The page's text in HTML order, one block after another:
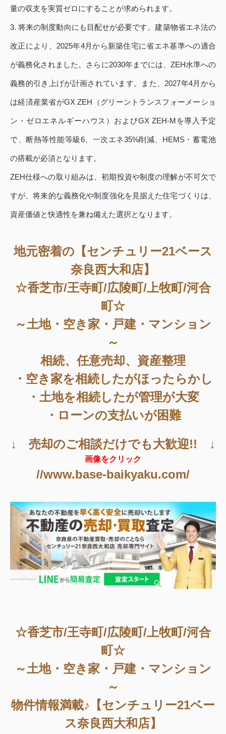
量の収支を実質ゼロにすることが求められます。
3. 将来の制度動向にも目配せが必要です。建築物省エネ法の
改正により、2025年4月から新築住宅に省エネ基準への適合
が義務化されました。さらに2030年までには、ZEH水準への
義務的引き上げが計画されています。また、2027年4月から
は経済産業省がGX ZEH（グリーントランスフォーメーショ
ン・ゼロエネルギーハウス）およびGX ZEH‑Mを導入予定
で、断熱等性能等級6、一次エネ35%削減、HEMS・蓄電池
の搭載が必須となります。
ZEH仕様への取り組みは、初期投資や制度の理解が不可欠で
すが、将来的な義務化や制度強化を見据えた住宅づくりは、
資産価値と快適性を兼ね備えた選択となります。
地元密着の【センチュリー21ベース
奈良西大和店】
☆香芝市/王寺町/広陵町/上牧町/河合
町☆
～土地・空き家・戸建・マンション
～
相続、任意売却、資産整理
・空き家を相続したがほったらかし
・土地を相続したが管理が大変
・ローンの支払いが困難
↓ 売却のご相談だけでも大歓迎!! ↓
画像をクリック
//www.base-baikyaku.com/
☆香芝市/王寺町/広陵町/上牧町/河合
町☆
～土地・空き家・戸建・マンション
～
物件情報満載♪【センチュリー21ベー
ス奈良西大和店】